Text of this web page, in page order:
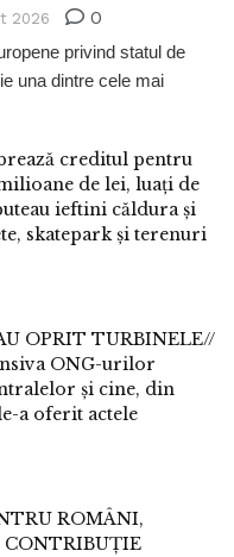
2026 0
privind statul de
una dintre cele mai
creditul pentru
de lei, luați de
ieftini căldura și
skatepark și terenuri
OPRIT TURBINELE//
ONG-urilor
și cine, din
a oferit actele
ROMÂNI,
CONTRIBUȚIE